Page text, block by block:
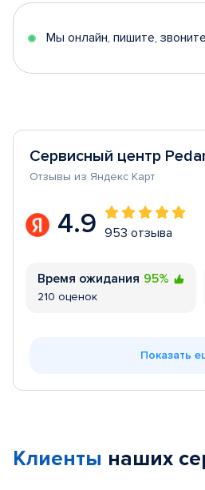
5
Мы онлайн, пишите, звоните
Сервисный центр
Отзывы из Яндекс Карт
4.9 953 отзыва
Время ожидания 95%
210 оценок
Показать
Клиенты наших